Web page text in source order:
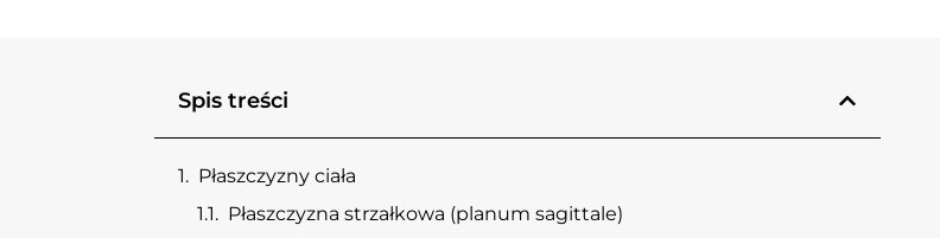
Spis treści
Płaszczyzny ciała
Płaszczyzna strzałkowa (planum sagittale)